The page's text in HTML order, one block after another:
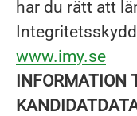
har du rätt att
www.imy.se
INFORMATION